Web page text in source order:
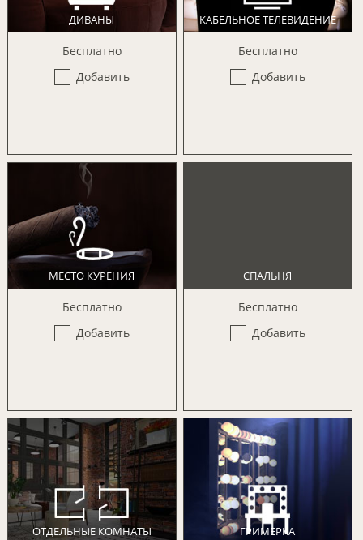
ДИВАНЫ
Бесплатно
Добавить
КАБЕЛЬНОЕ ТЕЛЕВИДЕНИЕ
Бесплатно
Добавить
МЕСТО КУРЕНИЯ
Бесплатно
Добавить
СПАЛЬНЯ
Бесплатно
Добавить
ОТДЕЛЬНЫЕ КОМНАТЫ ГРИМЕРКА